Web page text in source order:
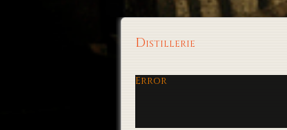
Distillerie
Error